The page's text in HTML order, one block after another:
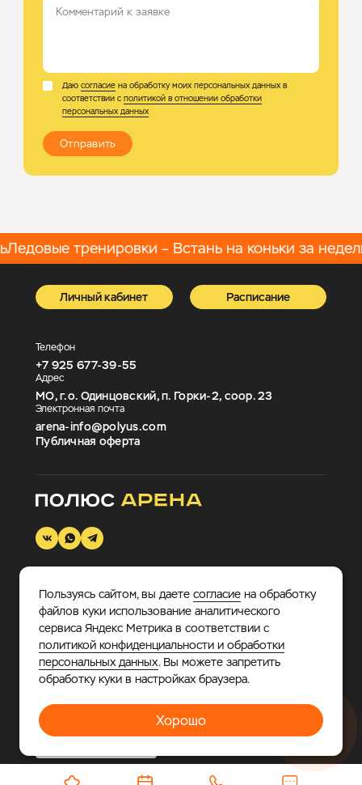
Комментарий к заявке
Даю согласие на обработку моих персональных данных в
соответствии с политикой в отношении обработки
персональных данных
Отправить
тренировки – Встань на коньки за
Личный кабинет Расписание
Телефон
+7 925 677-39-55
Адрес
МО, г.о. Одинцовский, п. Горки-2, соор. 23
Электронная почта
arena-info@polyus.com
Публичная оферта
© 2026 «Полюс Арена».Многофункциональный
спортивно-развлекательный комплекс, где каждый
найдет занятие по душе.
Политика в отношении обработки персональных
Пользуясь сайтом, вы даете согласие на обработку
файлов куки использование аналитического
сервиса Яндекс Метрика в соответствии с
политикой конфиденциальности и обработки
персональных данных. Вы можете запретить
обработку куки в настройках браузера.
Хорошо